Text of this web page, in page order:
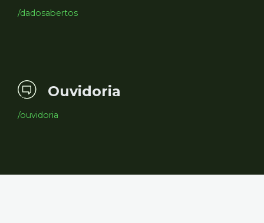
/dadosabertos
Ouvidoria
/ouvidoria